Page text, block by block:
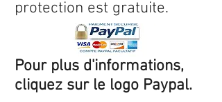
protection est gratuite.
Pour plus d'informations,
cliquez sur le logo Paypal.